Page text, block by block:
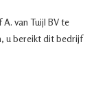
van Tuijl BV te
u bereikt dit bedrijf